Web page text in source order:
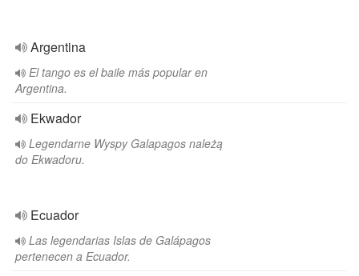
Argentina
El tango es el baile más popular en
Argentina.
Ekwador
Legendarne Wyspy Galapagos należą
do Ekwadoru.
Ecuador
Las legendarias Islas de Galápagos
pertenecen a Ecuador.